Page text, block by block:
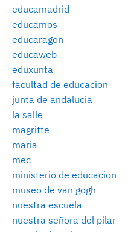
educamadrid
educamos
educaragon
educaweb
eduxunta
facultad de educacion
junta de andalucia
la salle
magritte
maria
mec
ministerio de educacion
museo de van gogh
nuestra escuela
nuestra señora del pilar